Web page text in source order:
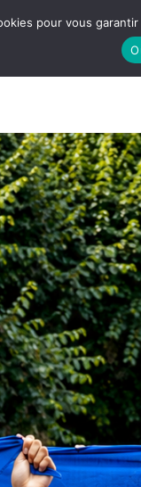
pour vous